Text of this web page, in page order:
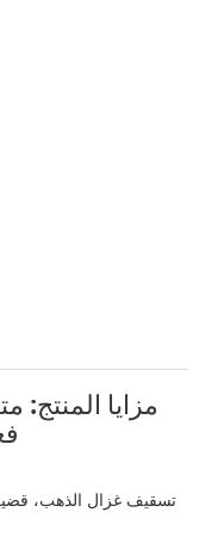
مزايا المنتج: